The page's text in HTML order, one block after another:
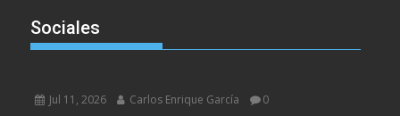
Sociales
Jul 11, 2026 Carlos Enrique García 0